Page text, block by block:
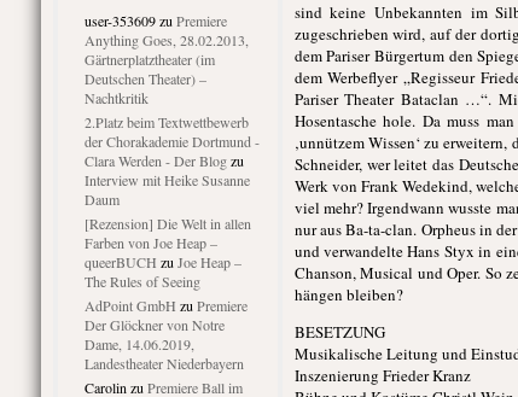
user-353609zu Premiere
Anything Goes, 28.02.2013,
Gärtnerplatztheater (im
Deutschen Theater) –
Nachtkritik
2.Platz beim Textwettbewerb
der Chorakademie Dortmund -
Clara Werden - Der Blogzu
Interview mit Heike Susanne
Daum
[Rezension] Die Welt in allen
Farben von Joe Heap –
queerBUCH zu Joe Heap –
The Rules of Seeing
AdPoint GmbH zu Premiere
Der Glöckner von Notre
Dame, 14.06.2019,
Landestheater Niederbayern
Carolin zu Premiere Ball im
sind keine Unbekannten im
zugeschrieben wird, auf der
dem Pariser Bürgertum den
dem Werbeflyer „Regisseur
Pariser Theater Bataclan …“.
Hosentasche hole. Da muss
‚unnützem Wissen‘ zu
Schneider, wer leitet das
Werk von Frank Wedekind,
viel mehr? Irgendwann wusste
nur aus Ba-ta-clan. Orpheus in
und verwandelte Hans Styx in
Chanson, Musical und Oper. So
hängen bleiben?
BESETZUNG
Musikalische Leitung und
Inszenierung Frieder Kranz